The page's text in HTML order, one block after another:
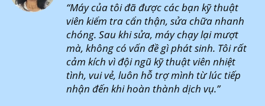
“Máy của tôi đã được các bạn kỹ thuật
viên kiểm tra cẩn thận, sửa chữa nhanh
chóng. Sau khi sửa, máy chạy lại mượt
mà, không có vấn đề gì phát sinh. Tôi rất
cảm kích vì đội ngũ kỹ thuật viên nhiệt
tình, vui vẻ, luôn hỗ trợ mình từ lúc tiếp
nhận đến khi hoàn thành dịch vụ.”